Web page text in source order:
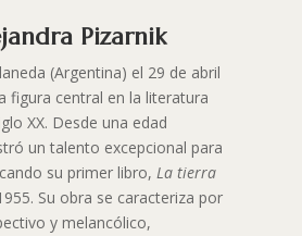
Pizarnik
(Argentina) el 29 de abril
figura central en la literatura
XX. Desde una edad
un talento excepcional para
su primer libro, La tierra
Su obra se caracteriza por
y melancólico,